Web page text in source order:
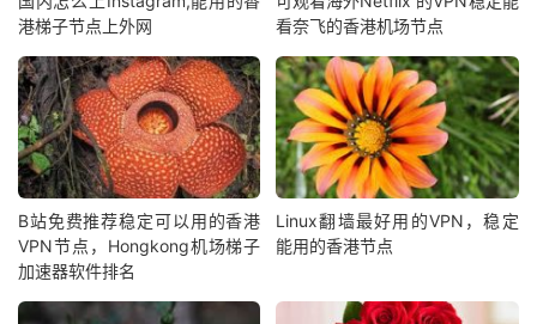
港梯子节点上外网
看奈飞的香港机场节点
B站免费推荐稳定可以用的香港
VPN节点，Hongkong机场梯子
加速器软件排名
Linux翻墙最好用的VPN，稳定
能用的香港节点